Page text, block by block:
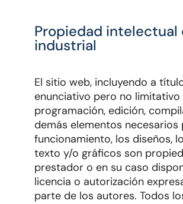
Propiedad intelectual
industrial
El sitio web, incluyendo a
enunciativo pero no limitativo
programación, edición,
demás elementos necesarios
funcionamiento, los diseños,
texto y/o gráficos son
prestador o en su caso
licencia o autorización
parte de los autores. Todos